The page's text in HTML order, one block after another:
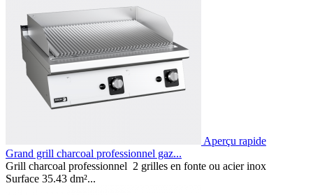
Aperçu rapide
Grand grill charcoal professionnel gaz...
Grill charcoal professionnel 2 grilles en fonte ou acier inox
Surface 35.43 dm²...